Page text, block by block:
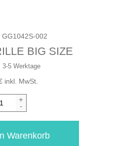
GG1042S-002
BIG SIZE
3-5 Werktage
inkl. MwSt.
-
+
Warenkorb